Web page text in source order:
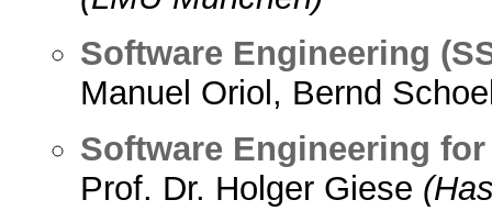
Software Engineering
Manuel Oriol, Bernd
Software Engineering
Prof. Dr. Holger Giese